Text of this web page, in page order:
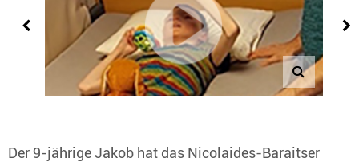
Der 9-jährige Jakob hat das Nicolaides-Baraitser